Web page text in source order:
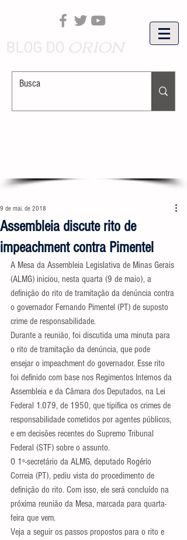
Assembleia discute rito de
impeachment contra Pimentel
9 de mai. de 2018
A Mesa da Assembleia Legislativa de Minas Gerais
(ALMG) iniciou, nesta quarta (9 de maio), a
definição do rito de tramitação da denúncia contra
o governador Fernando Pimentel (PT) de suposto
crime de responsabilidade.
Durante a reunião, foi discutida uma minuta para
o rito de tramitação da denúncia, que pode
ensejar o impeachment do governador. Esse rito
foi definido com base nos Regimentos Internos da
Assembleia e da Câmara dos Deputados, na Lei
Federal 1.079, de 1950, que tipifica os crimes de
responsabilidade cometidos por agentes públicos,
e em decisões recentes do Supremo Tribunal
Federal (STF) sobre o assunto.
O 1º-secretário da ALMG, deputado Rogério
Correia (PT), pediu vista do procedimento de
definição do rito. Com isso, ele será concluído na
próxima reunião da Mesa, marcada para quarta-
feira que vem.
Veja a seguir os passos propostos para o rito e